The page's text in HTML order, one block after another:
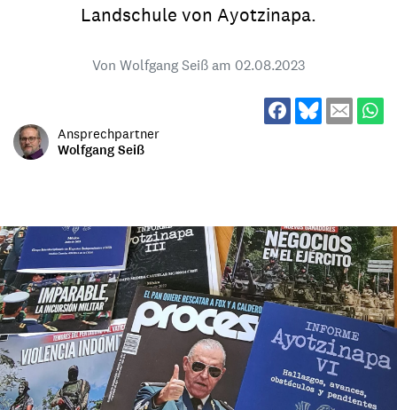
Landschule von Ayotzinapa.
Von Wolfgang Seiß am 02.08.2023
Ansprechpartner
Wolfgang Seiß